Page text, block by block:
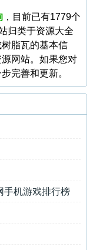
，目前已有1779个
归类于资源大全
脂瓦的基本信
网站。如果您对
完善和更新。
手机游戏排行榜